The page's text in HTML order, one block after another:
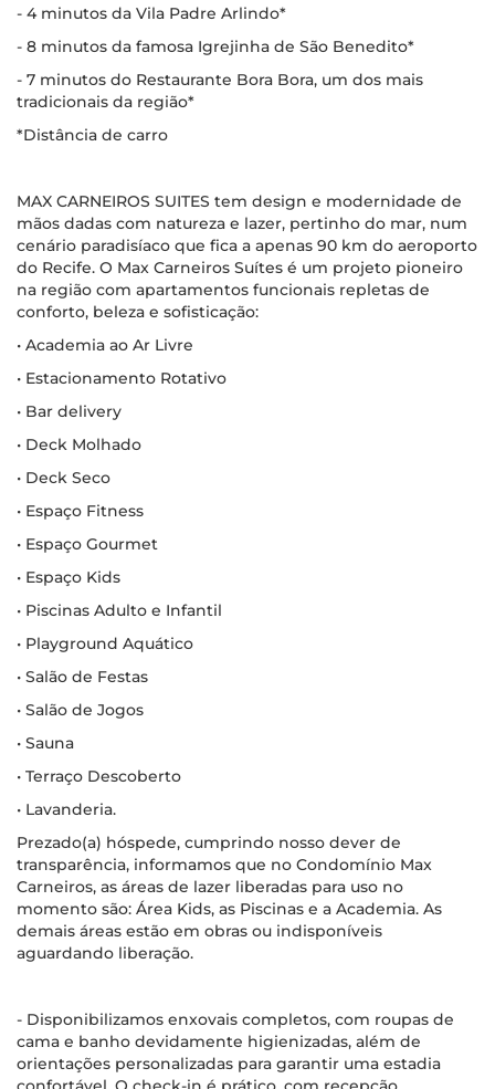
- 4 minutos da Vila Padre Arlindo*
- 8 minutos da famosa Igrejinha de São Benedito*
- 7 minutos do Restaurante Bora Bora, um dos mais
tradicionais da região*
*Distância de carro
MAX CARNEIROS SUITES tem design e modernidade de
mãos dadas com natureza e lazer, pertinho do mar, num
cenário paradisíaco que fica a apenas 90 km do aeroporto
do Recife. O Max Carneiros Suítes é um projeto pioneiro
na região com apartamentos funcionais repletas de
conforto, beleza e sofisticação:
• Academia ao Ar Livre
• Estacionamento Rotativo
• Bar delivery
• Deck Molhado
• Deck Seco
• Espaço Fitness
• Espaço Gourmet
• Espaço Kids
• Piscinas Adulto e Infantil
• Playground Aquático
• Salão de Festas
• Salão de Jogos
• Sauna
• Terraço Descoberto
• Lavanderia.
Prezado(a) hóspede, cumprindo nosso dever de
transparência, informamos que no Condomínio Max
Carneiros, as áreas de lazer liberadas para uso no
momento são: Área Kids, as Piscinas e a Academia. As
demais áreas estão em obras ou indisponíveis
aguardando liberação.
- Disponibilizamos enxovais completos, com roupas de
cama e banho devidamente higienizadas, além de
orientações personalizadas para garantir uma estadia